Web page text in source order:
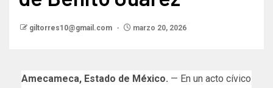
giltorres10@gmail.com marzo 20, 2026
Amecameca, Estado de México. — En un acto cívico